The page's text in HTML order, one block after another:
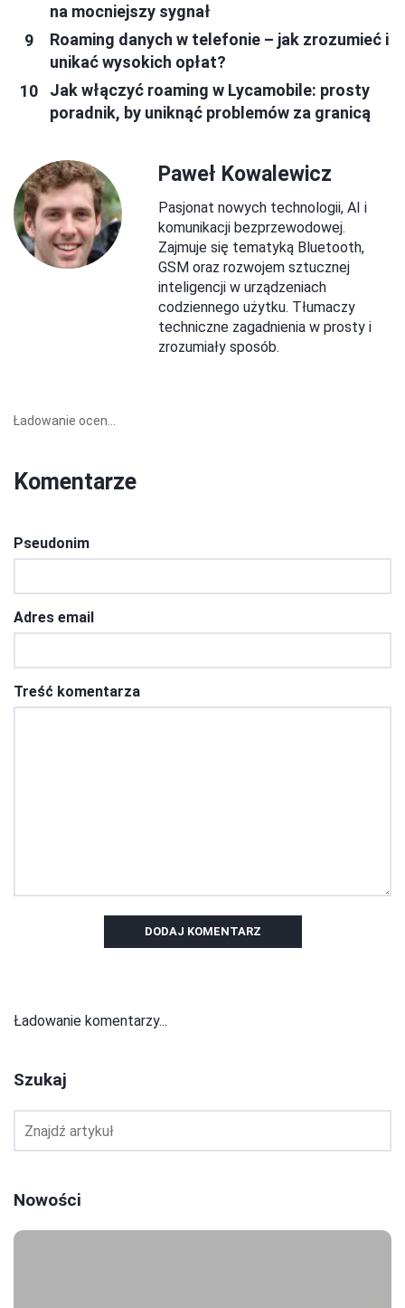
na mocniejszy sygnał
Roaming danych w telefonie – jak zrozumieć i
unikać wysokich opłat?
Jak włączyć roaming w Lycamobile: prosty
poradnik, by uniknąć problemów za granicą
Paweł Kowalewicz
Pasjonat nowych technologii, AI i
komunikacji bezprzewodowej.
Zajmuje się tematyką Bluetooth,
GSM oraz rozwojem sztucznej
inteligencji w urządzeniach
codziennego użytku. Tłumaczy
techniczne zagadnienia w prosty i
zrozumiały sposób.
Ładowanie ocen...
Komentarze
Pseudonim
Adres email
Treść komentarza
DODAJ KOMENTARZ
Ładowanie komentarzy...
Szukaj
Nowości